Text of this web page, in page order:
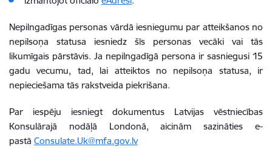
Nepilngadīgas personas vārdā iesniegumu par atteikšanos no
nepilsoņa statusa iesniedz šīs personas vecāki vai tās
likumīgais pārstāvis. Ja nepilngadīgā persona ir sasniegusi 15
gadu vecumu, tad, lai atteiktos no nepilsoņa statusa, ir
nepieciešama tās rakstveida piekrišana.
Par iespēju iesniegt dokumentus Latvijas vēstniecības
Konsulārajā nodāļā Londonā, aicinām sazināties e-
pastā Consulate.Uk@mfa.gov.lv